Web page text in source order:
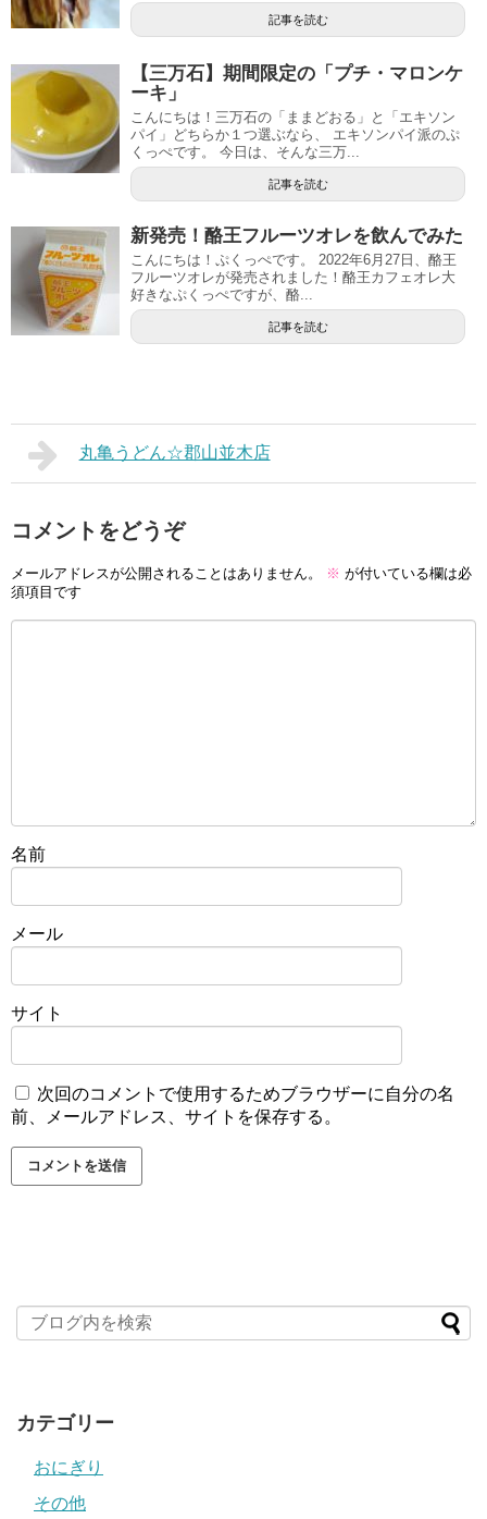
記事を読む
【三万石】期間限定の「プチ・マロンケ
ーキ」
こんにちは！三万石の「ままどおる」と「エキソン
パイ」どちらか１つ選ぶなら、 エキソンパイ派のぷ
くっぺです。 今日は、そんな三万...
記事を読む
新発売！酪王フルーツオレを飲んでみた
こんにちは！ぷくっぺです。 2022年6月27日、酪王
フルーツオレが発売されました！酪王カフェオレ大
好きなぷくっぺですが、酪...
記事を読む
丸亀うどん☆郡山並木店
コメントをどうぞ
メールアドレスが公開されることはありません。 ※ が付いている欄は必
須項目です
名前
メール
サイト
次回のコメントで使用するためブラウザーに自分の名
前、メールアドレス、サイトを保存する。
カテゴリー
おにぎり
その他